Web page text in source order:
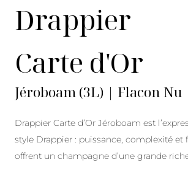
Drappier
Carte d'Or
Jéroboam (3L) | Flacon Nu
Drappier Carte d’Or Jéroboam est
style Drappier : puissance, complexité et
offrent un champagne d’une grande